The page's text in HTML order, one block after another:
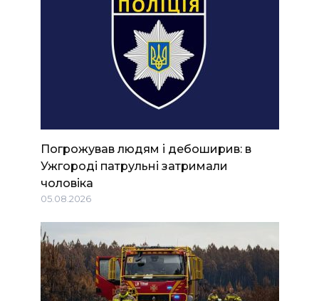
Погрожував людям і дебоширив: в
Ужгороді патрульні затримали
чоловіка
05.08.2026